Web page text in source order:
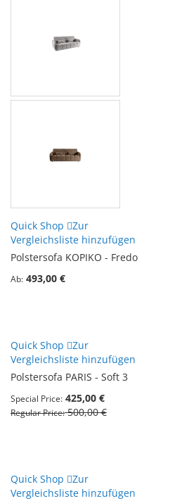
Quick Shop
Zur
Vergleichsliste hinzufügen
Polstersofa KOPIKO - Fredo
Ab 493,00 €
Quick Shop
Zur
Vergleichsliste hinzufügen
Polstersofa PARIS - Soft 3
Special Price 425,00 €
Regular Price 500,00 €
Quick Shop
Zur
Vergleichsliste hinzufügen